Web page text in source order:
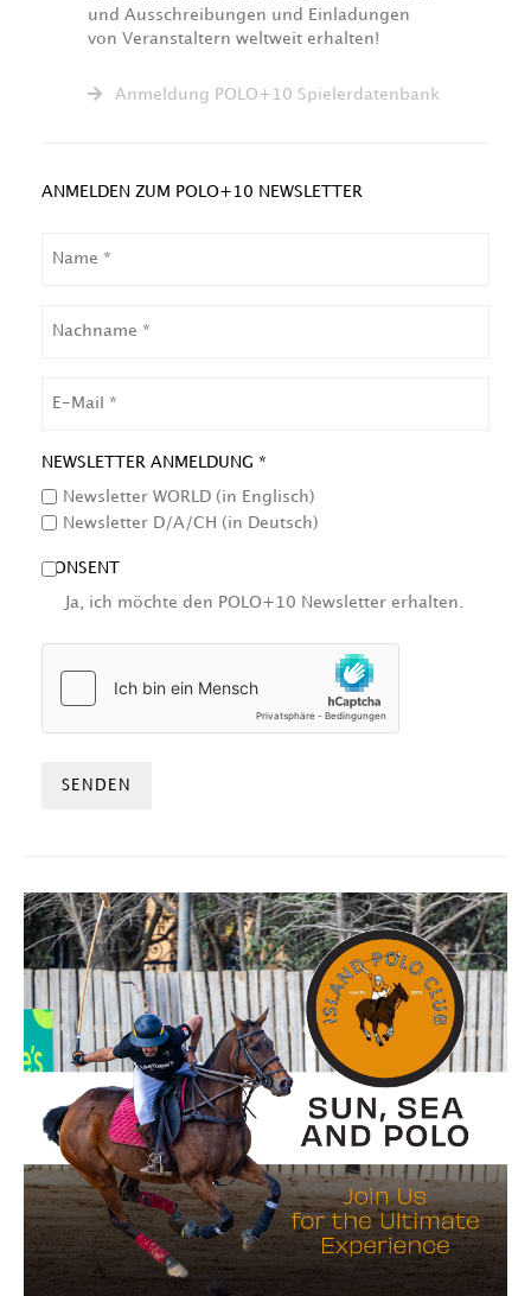
und Ausschreibungen und Einladungen
von Veranstaltern weltweit erhalten!
Anmeldung POLO+10 Spielerdatenbank
ANMELDEN ZUM POLO+10 NEWSLETTER
NEWSLETTER ANMELDUNG *
Newsletter WORLD (in Englisch)
Newsletter D/A/CH (in Deutsch)
CONSENT
Ja, ich möchte den POLO+10 Newsletter erhalten.